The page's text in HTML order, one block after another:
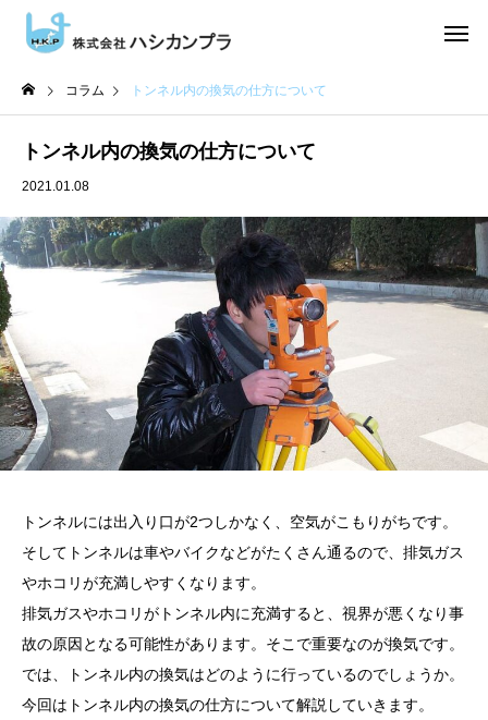
コラム トンネル内の換気の仕方について
トンネル内の換気の仕方について
2021.01.08
トンネルには出入り口が2つしかなく、空気がこもりがちです。
そしてトンネルは車やバイクなどがたくさん通るので、排気ガス
やホコリが充満しやすくなります。
排気ガスやホコリがトンネル内に充満すると、視界が悪くなり事
故の原因となる可能性があります。そこで重要なのが換気です。
では、トンネル内の換気はどのように行っているのでしょうか。
今回はトンネル内の換気の仕方について解説していきます。